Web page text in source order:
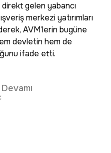
gelen yabancı
merkezi yatırımları
AVM’lerin bugüne
devletin hem de
ifade etti.